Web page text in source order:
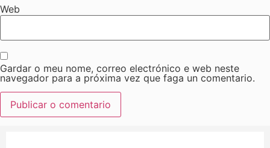
Web
Gardar o meu nome, correo electrónico e web neste
navegador para a próxima vez que faga un comentario.